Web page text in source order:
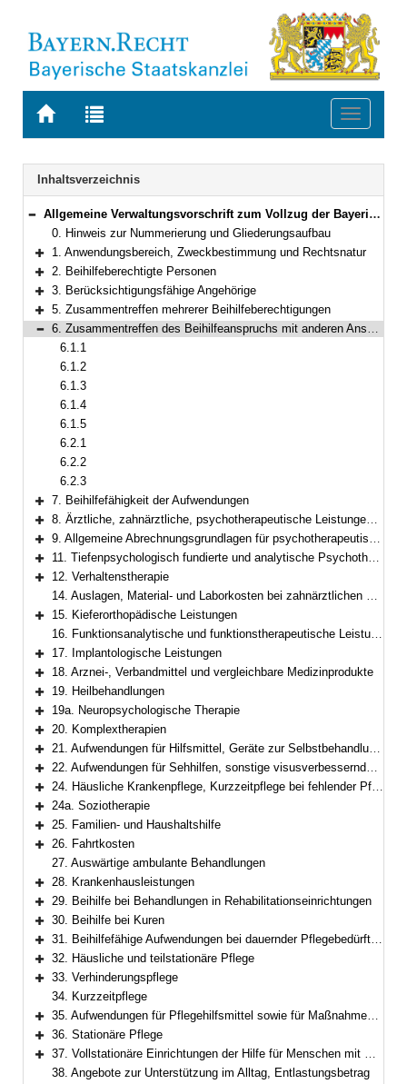
Zur
BAYERN.RECHT
Zur
letzten
Suche
Toggle
Navigation
Inhaltsverzeichnis
Bereich reduzieren
Allgemeine Verwaltungsvorschrift zum Vollzug der Bayerischen Beihilfeverordnung
0. Hinweis zur Nummerierung und Gliederungsaufbau
Bereich erweitern
1. Anwendungsbereich, Zweckbestimmung und Rechtsnatur
Bereich erweitern
2. Beihilfeberechtigte Personen
Bereich erweitern
3. Berücksichtigungsfähige Angehörige
Bereich erweitern
5. Zusammentreffen mehrerer Beihilfeberechtigungen
Bereich reduzieren
6. Zusammentreffen des Beihilfeanspruchs mit anderen Ansprüchen
6.1.1
6.1.2
6.1.3
6.1.4
6.1.5
6.2.1
6.2.2
6.2.3
Bereich erweitern
7. Beihilfefähigkeit der Aufwendungen
Bereich erweitern
8. Ärztliche, zahnärztliche, psychotherapeutische Leistungen und Heilpraktikerleistungen
Bereich erweitern
9. Allgemeine Abrechnungsgrundlagen für psychotherapeutische Leistungen
Bereich erweitern
11. Tiefenpsychologisch fundierte und analytische Psychotherapie
Bereich erweitern
12. Verhaltenstherapie
14. Auslagen, Material- und Laborkosten bei zahnärztlichen Leistungen
Bereich erweitern
15. Kieferorthopädische Leistungen
16. Funktionsanalytische und funktionstherapeutische Leistungen
Bereich erweitern
17. Implantologische Leistungen
Bereich erweitern
18. Arznei-, Verbandmittel und vergleichbare Medizinprodukte
Bereich erweitern
19. Heilbehandlungen
Bereich erweitern
19a. Neuropsychologische Therapie
Bereich erweitern
20. Komplextherapien
Bereich erweitern
21. Aufwendungen für Hilfsmittel, Geräte zur Selbstbehandlung und Selbstkontrolle sowie für Körperersatzstücke
Bereich erweitern
22. Aufwendungen für Sehhilfen, sonstige visusverbessernde Maßnahmen
Bereich erweitern
24. Häusliche Krankenpflege, Kurzzeitpflege bei fehlender Pflegebedürftigkeit
Bereich erweitern
24a. Soziotherapie
Bereich erweitern
25. Familien- und Haushaltshilfe
Bereich erweitern
26. Fahrtkosten
27. Auswärtige ambulante Behandlungen
Bereich erweitern
28. Krankenhausleistungen
Bereich erweitern
29. Beihilfe bei Behandlungen in Rehabilitationseinrichtungen
Bereich erweitern
30. Beihilfe bei Kuren
Bereich erweitern
31. Beihilfefähige Aufwendungen bei dauernder Pflegebedürftigkeit
Bereich erweitern
32. Häusliche und teilstationäre Pflege
Bereich erweitern
33. Verhinderungspflege
34. Kurzzeitpflege
Bereich erweitern
35. Aufwendungen für Pflegehilfsmittel sowie für Maßnahmen zur Verbesserung des individuellen Wohnumfelds
Bereich erweitern
36. Stationäre Pflege
Bereich erweitern
37. Vollstationäre Einrichtungen der Hilfe für Menschen mit Behinderung
38. Angebote zur Unterstützung im Alltag, Entlastungsbetrag